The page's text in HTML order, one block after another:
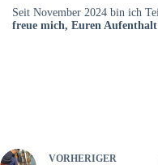
Seit November 2024 bin ich
freue mich, Euren
VORHERIGER